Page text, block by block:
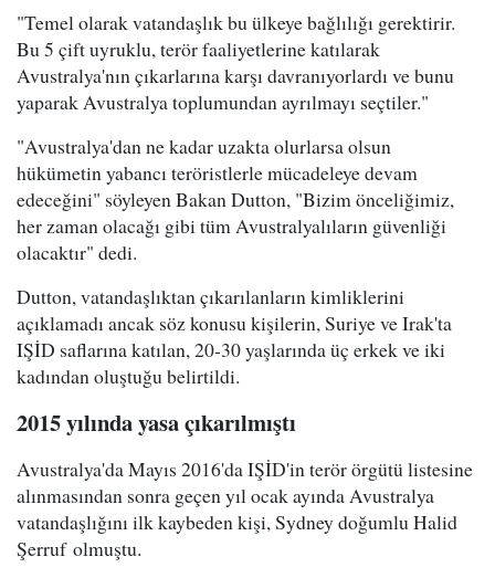
"Temel olarak vatandaşlık bu ülkeye bağlılığı gerektirir.
Bu 5 çift uyruklu, terör faaliyetlerine katılarak
Avustralya'nın çıkarlarına karşı davranıyorlardı ve bunu
yaparak Avustralya toplumundan ayrılmayı seçtiler."
"Avustralya'dan ne kadar uzakta olurlarsa olsun
hükümetin yabancı teröristlerle mücadeleye devam
edeceğini" söyleyen Bakan Dutton, "Bizim önceliğimiz,
her zaman olacağı gibi tüm Avustralyalıların güvenliği
olacaktır" dedi.
Dutton, vatandaşlıktan çıkarılanların kimliklerini
açıklamadı ancak söz konusu kişilerin, Suriye ve Irak'ta
IŞİD saflarına katılan, 20-30 yaşlarında üç erkek ve iki
kadından oluştuğu belirtildi.
2015 yılında yasa çıkarılmıştı
Avustralya'da Mayıs 2016'da IŞİD'in terör örgütü listesine
alınmasından sonra geçen yıl ocak ayında Avustralya
vatandaşlığını ilk kaybeden kişi, Sydney doğumlu Halid
Şerruf olmuştu.